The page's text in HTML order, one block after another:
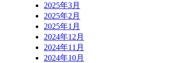
2025年3月
2025年2月
2025年1月
2024年12月
2024年11月
2024年10月